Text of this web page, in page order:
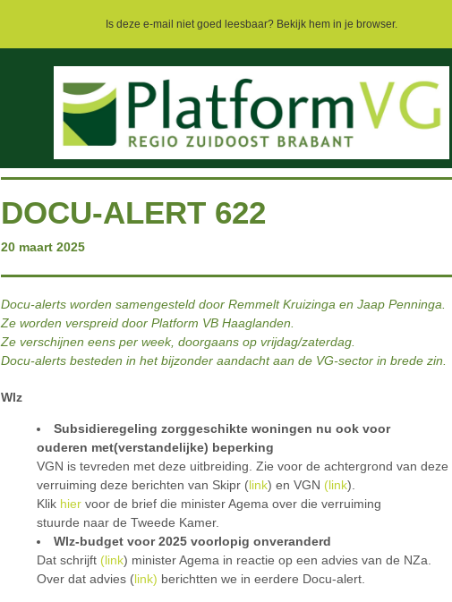
Is deze e-mail niet goed leesbaar? Bekijk hem in je browser.
DOCU-ALERT 622
20 maart 2025
Docu-alerts worden samengesteld door Remmelt Kruizinga en Jaap Penninga.
Ze worden verspreid door Platform VB Haaglanden.
Ze verschijnen eens per week, doorgaans op vrijdag/zaterdag.
Docu-alerts besteden in het bijzonder aandacht aan de VG-sector in brede zin.
Wlz
Subsidieregeling zorggeschikte woningen nu ook voor
ouderen met(verstandelijke) beperking
VGN is tevreden met deze uitbreiding. Zie voor de achtergrond van deze
verruiming deze berichten van Skipr (link) en VGN (link).
Klik hier voor de brief die minister Agema over die verruiming
stuurde naar de Tweede Kamer.
Wlz-budget voor 2025 voorlopig onveranderd
Dat schrijft (link) minister Agema in reactie op een advies van de NZa.
Over dat advies (link) berichtten we in eerdere Docu-alert.